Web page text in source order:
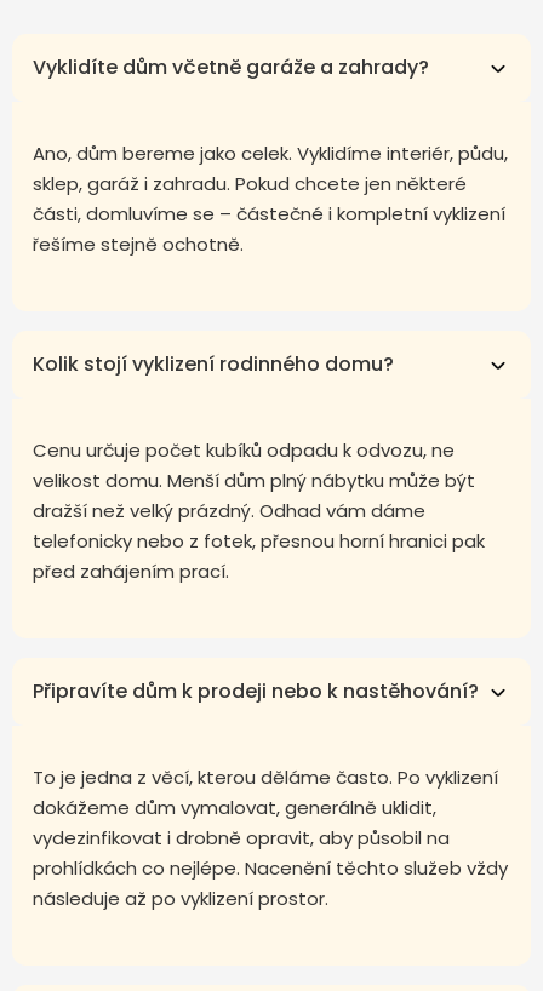
Vyklidíte dům včetně garáže a zahrady?
Ano, dům bereme jako celek. Vyklidíme interiér, půdu,
sklep, garáž i zahradu. Pokud chcete jen některé
části, domluvíme se – částečné i kompletní vyklizení
řešíme stejně ochotně.
Kolik stojí vyklizení rodinného domu?
Cenu určuje počet kubíků odpadu k odvozu, ne
velikost domu. Menší dům plný nábytku může být
dražší než velký prázdný. Odhad vám dáme
telefonicky nebo z fotek, přesnou horní hranici pak
před zahájením prací.
Připravíte dům k prodeji nebo k nastěhování?
To je jedna z věcí, kterou děláme často. Po vyklizení
dokážeme dům vymalovat, generálně uklidit,
vydezinfikovat i drobně opravit, aby působil na
prohlídkách co nejlépe. Nacenění těchto služeb vždy
následuje až po vyklizení prostor.